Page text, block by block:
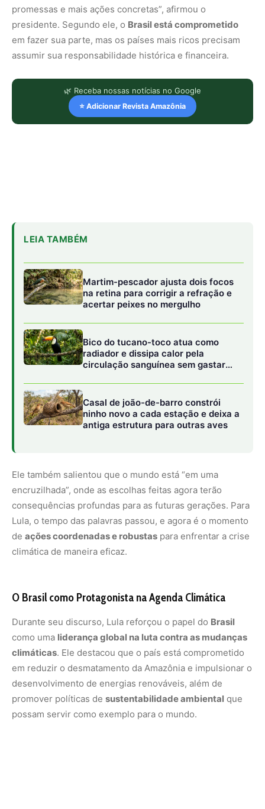
promessas e mais ações concretas”, afirmou o
presidente. Segundo ele, o Brasil está comprometido
em fazer sua parte, mas os países mais ricos precisam
assumir sua responsabilidade histórica e financeira.
🌿 Receba nossas notícias no Google
⭐ Adicionar Revista Amazônia
LEIA TAMBÉM
Martim-pescador ajusta dois focos
na retina para corrigir a refração e
acertar peixes no mergulho
Bico do tucano-toco atua como
radiador e dissipa calor pela
circulação sanguínea sem gastar
Casal de joão-de-barro constrói
ninho novo a cada estação e deixa a
antiga estrutura para outras aves
Ele também salientou que o mundo está “em uma
encruzilhada”, onde as escolhas feitas agora terão
consequências profundas para as futuras gerações. Para
Lula, o tempo das palavras passou, e agora é o momento
de ações coordenadas e robustas para enfrentar a crise
climática de maneira eficaz.
O Brasil como Protagonista na Agenda Climática
Durante seu discurso, Lula reforçou o papel do Brasil
como uma liderança global na luta contra as mudanças
climáticas. Ele destacou que o país está comprometido
em reduzir o desmatamento da Amazônia e impulsionar o
desenvolvimento de energias renováveis, além de
promover políticas de sustentabilidade ambiental que
possam servir como exemplo para o mundo.